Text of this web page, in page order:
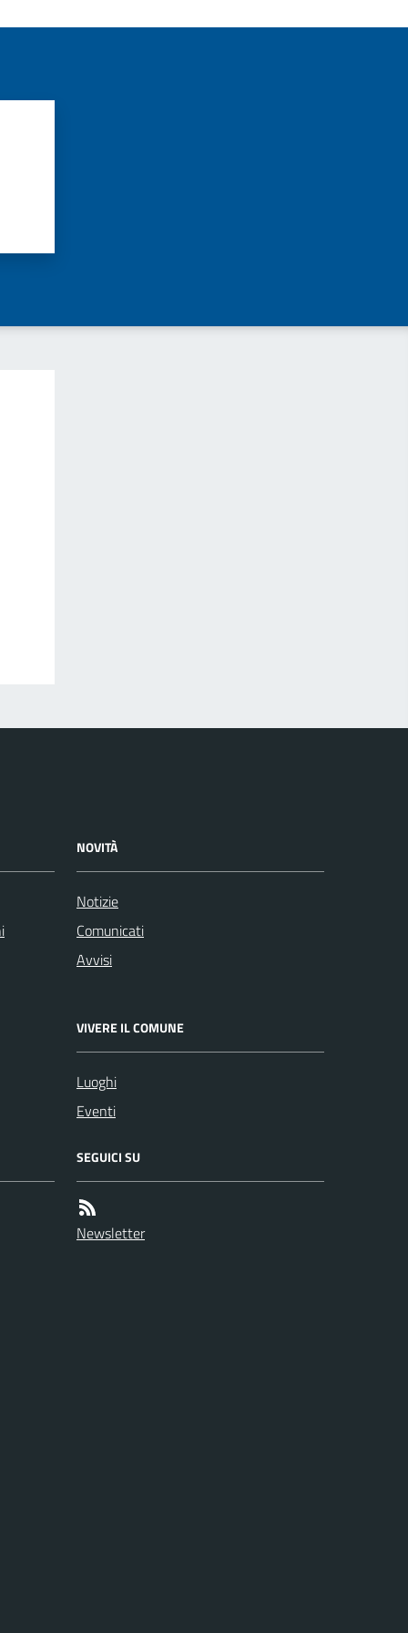
NOVITÀ
Notizie
Comunicati
Avvisi
VIVERE IL COMUNE
Luoghi
Eventi
SEGUICI SU
Newsletter